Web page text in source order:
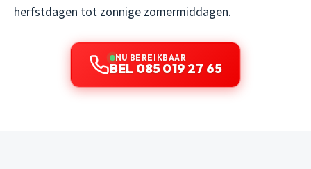
herfstdagen tot zonnige zomermiddagen.
NU BEREIKBAAR
BEL 085 019 27 65